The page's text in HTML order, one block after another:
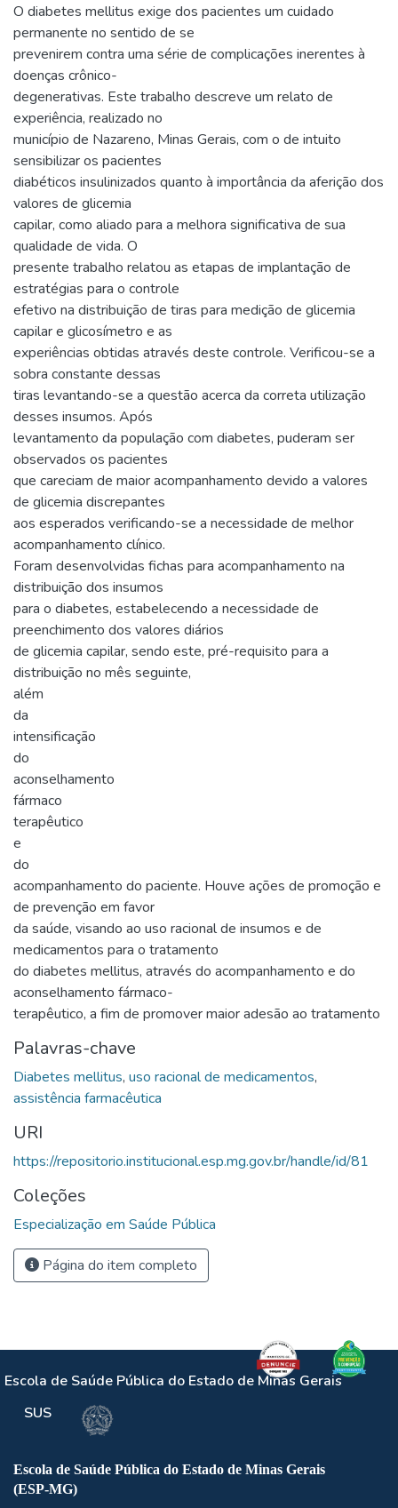
O diabetes mellitus exige dos pacientes um cuidado
permanente no sentido de se
prevenirem contra uma série de complicações inerentes à
doenças crônico-
degenerativas. Este trabalho descreve um relato de
experiência, realizado no
município de Nazareno, Minas Gerais, com o de intuito
sensibilizar os pacientes
diabéticos insulinizados quanto à importância da aferição dos
valores de glicemia
capilar, como aliado para a melhora significativa de sua
qualidade de vida. O
presente trabalho relatou as etapas de implantação de
estratégias para o controle
efetivo na distribuição de tiras para medição de glicemia
capilar e glicosímetro e as
experiências obtidas através deste controle. Verificou-se a
sobra constante dessas
tiras levantando-se a questão acerca da correta utilização
desses insumos. Após
levantamento da população com diabetes, puderam ser
observados os pacientes
que careciam de maior acompanhamento devido a valores
de glicemia discrepantes
aos esperados verificando-se a necessidade de melhor
acompanhamento clínico.
Foram desenvolvidas fichas para acompanhamento na
distribuição dos insumos
para o diabetes, estabelecendo a necessidade de
preenchimento dos valores diários
de glicemia capilar, sendo este, pré-requisito para a
distribuição no mês seguinte,
além
da
intensificação
do
aconselhamento
fármaco
terapêutico
e
do
acompanhamento do paciente. Houve ações de promoção e
de prevenção em favor
da saúde, visando ao uso racional de insumos e de
medicamentos para o tratamento
do diabetes mellitus, através do acompanhamento e do
aconselhamento fármaco-
terapêutico, a fim de promover maior adesão ao tratamento
Palavras-chave
Diabetes mellitus, uso racional de medicamentos,
assistência farmacêutica
URI
https://repositorio.institucional.esp.mg.gov.br/handle/id/81
Coleções
Especialização em Saúde Pública
Página do item completo
Escola de Saúde Pública do Estado de Minas Gerais
SUS
Escola de Saúde Pública do Estado de Minas Gerais
(ESP-MG)